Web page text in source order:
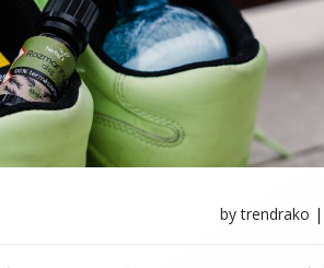
by trendrako |